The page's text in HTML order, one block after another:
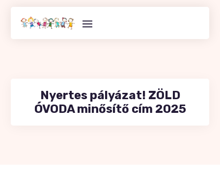
content
Nyertes pályázat! ZÖLD
ÓVODA minősítő cím 2025